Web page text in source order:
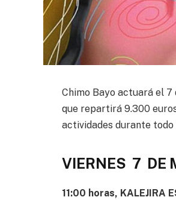
Chimo Bayo actuará el
que repartirá 9.300
actividades durante todo
VIERNES 7 DE
11:00 horas, KALEJIRA